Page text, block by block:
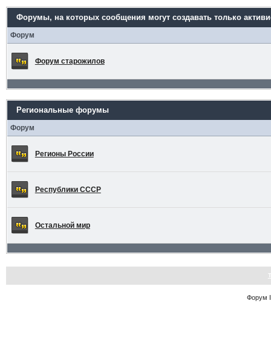
Форумы, на которых сообщения могут создавать только
Форум
Форум старожилов
Региональные форумы
Форум
Регионы России
Республики СССР
Остальной мир
Форум